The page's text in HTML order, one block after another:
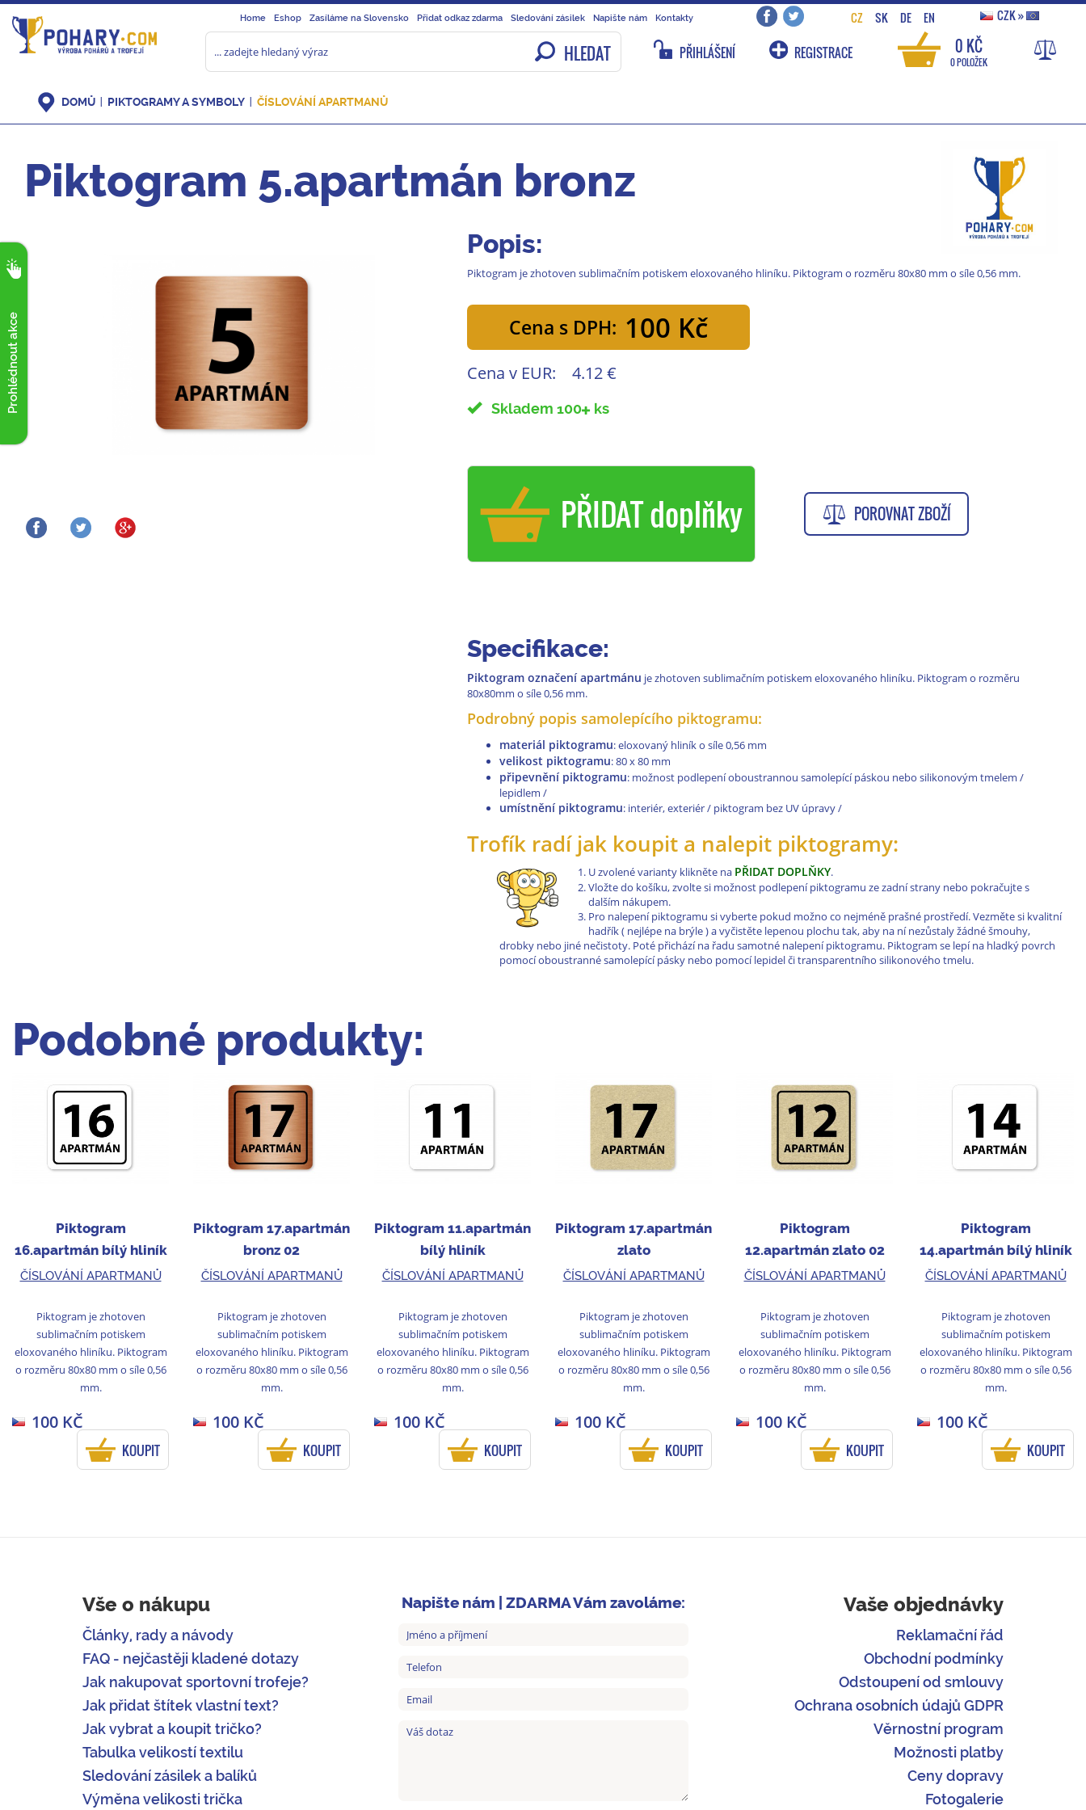
Home Eshop Zasíláme na Slovensko Přidat odkaz zdarma Sledování zásilek Napište nám Kontakty CZ SK DE EN CZK»
HLEDAT PŘIHLÁŠENÍ REGISTRACE 0 KČ
0 POLOŽEK
Prohlédnout akce
DOMŮ PIKTOGRAMY A SYMBOLY ČÍSLOVÁNÍ APARTMANŮ
Piktogram 5.apartmán bronz
Popis:
Piktogram je zhotoven sublimačním potiskem eloxovaného hliníku. Piktogram o rozměru 80x80 mm o síle 0,56 mm.
Cena s DPH: 100 Kč
Cena v EUR: 4.12 €
Skladem 100 ks
PŘIDAT doplňky POROVNAT ZBOŽÍ
Specifikace:
Piktogram označení apartmánu je zhotoven sublimačním potiskem eloxovaného hliníku. Piktogram o rozměru
80x80mm o síle 0,56 mm.
Podrobný popis samolepícího piktogramu:
materiál piktogramu: eloxovaný hliník o síle 0,56 mm
velikost piktogramu: 80 x 80 mm
připevnění piktogramu: možnost podlepení oboustrannou samolepící páskou nebo silikonovým tmelem /
lepidlem /
umístnění piktogramu: interiér, exteriér / piktogram bez UV úpravy /
Trofík radí jak koupit a nalepit piktogramy:
U zvolené varianty klikněte na PŘIDAT DOPLŇKY.
Vložte do košíku, zvolte si možnost podlepení piktogramu ze zadní strany nebo pokračujte s
dalším nákupem.
Pro nalepení piktogramu si vyberte pokud možno co nejméně prašné prostředí. Vezměte si kvalitní
hadřík ( nejlépe na brýle ) a vyčistěte lepenou plochu tak, aby na ní nezůstaly žádné šmouhy,
drobky nebo jiné nečistoty. Poté přichází na řadu samotné nalepení piktogramu. Piktogram se lepí na hladký povrch
pomocí oboustranné samolepící pásky nebo pomocí lepidel či transparentního silikonového tmelu.
Podobné produkty:
Piktogram
16.apartmán bílý hliník
02
ČÍSLOVÁNÍ APARTMANŮ
Piktogram je zhotoven
sublimačním potiskem
eloxovaného hliníku. Piktogram
o rozměru 80x80 mm o síle 0,56
mm.
100 KČ
KOUPIT
Piktogram 17.apartmán
bronz 02
ČÍSLOVÁNÍ APARTMANŮ
Piktogram je zhotoven
sublimačním potiskem
eloxovaného hliníku. Piktogram
o rozměru 80x80 mm o síle 0,56
mm.
100 KČ
KOUPIT
Piktogram 11.apartmán
bílý hliník
ČÍSLOVÁNÍ APARTMANŮ
Piktogram je zhotoven
sublimačním potiskem
eloxovaného hliníku. Piktogram
o rozměru 80x80 mm o síle 0,56
mm.
100 KČ
KOUPIT
Piktogram 17.apartmán
zlato
ČÍSLOVÁNÍ APARTMANŮ
Piktogram je zhotoven
sublimačním potiskem
eloxovaného hliníku. Piktogram
o rozměru 80x80 mm o síle 0,56
mm.
100 KČ
KOUPIT
Piktogram
12.apartmán zlato 02
ČÍSLOVÁNÍ APARTMANŮ
Piktogram je zhotoven
sublimačním potiskem
eloxovaného hliníku. Piktogram
o rozměru 80x80 mm o síle 0,56
mm.
100 KČ
KOUPIT
Piktogram
14.apartmán bílý hliník
ČÍSLOVÁNÍ APARTMANŮ
Piktogram je zhotoven
sublimačním potiskem
eloxovaného hliníku. Piktogram
o rozměru 80x80 mm o síle 0,56
mm.
100 KČ
KOUPIT
Vše o nákupu
Články, rady a návody
FAQ - nejčastěji kladené dotazy
Jak nakupovat sportovní trofeje?
Jak přidat štítek vlastní text?
Jak vybrat a koupit tričko?
Tabulka velikostí textilu
Sledování zásilek a balíků
Výměna velikosti trička
Napište nám | ZDARMA Vám zavoláme: Vaše objednávky
Reklamační řád
Obchodní podmínky
Odstoupení od smlouvy
Ochrana osobních údajů GDPR
Věrnostní program
Možnosti platby
Ceny dopravy
Fotogalerie